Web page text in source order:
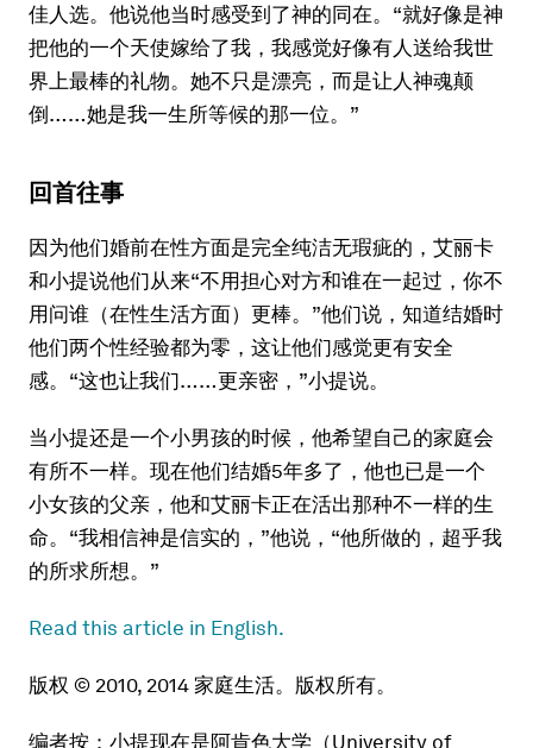
佳人选。他说他当时感受到了神的同在。“就好像是神
把他的一个天使嫁给了我，我感觉好像有人送给我世
界上最棒的礼物。她不只是漂亮，而是让人神魂颠
倒……她是我一生所等候的那一位。”
回首往事
因为他们婚前在性方面是完全纯洁无瑕疵的，艾丽卡
和小提说他们从来“不用担心对方和谁在一起过，你不
用问谁（在性生活方面）更棒。”他们说，知道结婚时
他们两个性经验都为零，这让他们感觉更有安全
感。“这也让我们……更亲密，”小提说。
当小提还是一个小男孩的时候，他希望自己的家庭会
有所不一样。现在他们结婚5年多了，他也已是一个
小女孩的父亲，他和艾丽卡正在活出那种不一样的生
命。“我相信神是信实的，”他说，“他所做的，超乎我
的所求所想。”
Read this article in English.
版权 © 2010, 2014 家庭生活。版权所有。
编者按：小提现在是阿肯色大学（University of